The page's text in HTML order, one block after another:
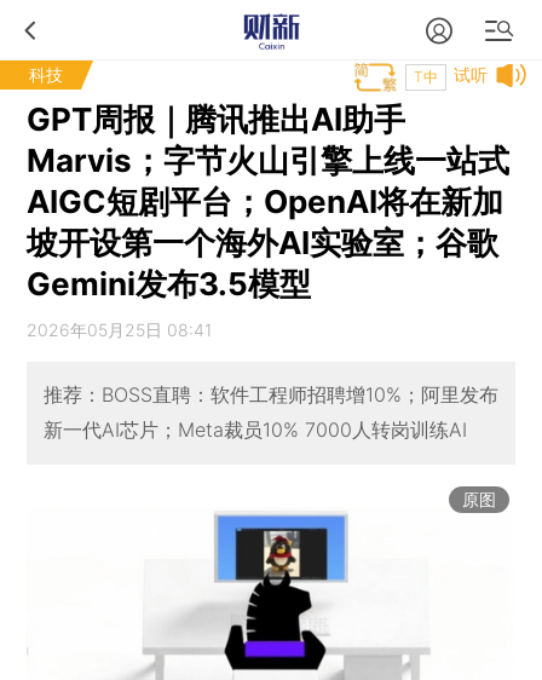
科技 试听
T中
GPT周报｜腾讯推出AI助手
Marvis；字节火山引擎上线一站式
AIGC短剧平台；OpenAI将在新加
坡开设第一个海外AI实验室；谷歌
Gemini发布3.5模型
2026年05月25日 08:41
推荐：BOSS直聘：软件工程师招聘增10%；阿里发布
新一代AI芯片；Meta裁员10% 7000人转岗训练AI
原图